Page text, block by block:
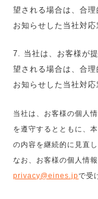
望される場合は、合
お知らせした当社対応
7. 当社は、お客様が
望される場合は、合
お知らせした当社対応
当社は、お客様の個人
を遵守するとともに、
の内容を継続的に見直
なお、お客様の個人情
privacy@eines.jpで受